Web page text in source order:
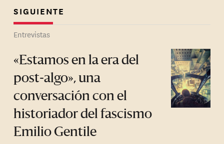
SIGUIENTE
Entrevistas
«Estamos en la era del
post-algo», una
conversación con el
historiador del fascismo
Emilio Gentile